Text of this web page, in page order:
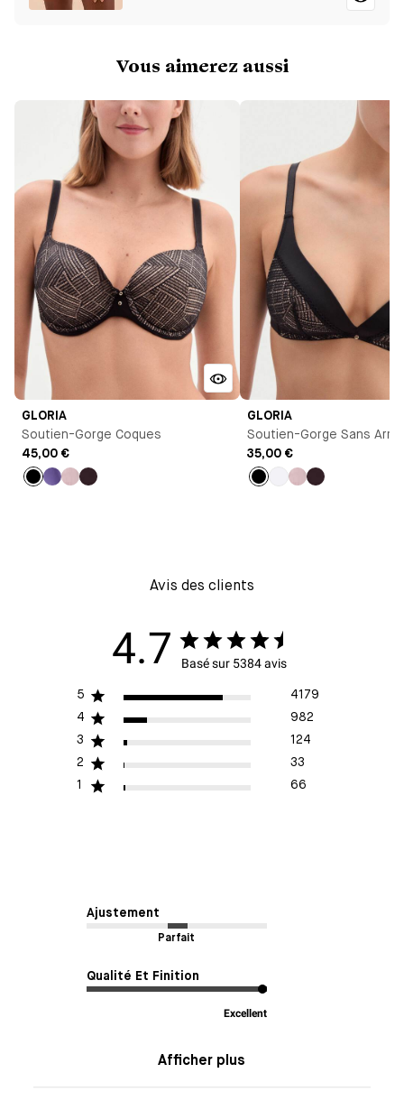
Vous aimerez aussi
GLORIA
Soutien-Gorge Coques
45,00 €
GLORIA
Soutien-Gorge Sans
35,00 €
Avis des clients
4.7 Basé sur 5384 avis
5
4179
4
982
3
124
2
33
1
66
Ajustement
Parfait
Qualité Et Finition
Excellent
Afficher plus